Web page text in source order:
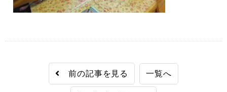
前の記事を見る 一覧へ